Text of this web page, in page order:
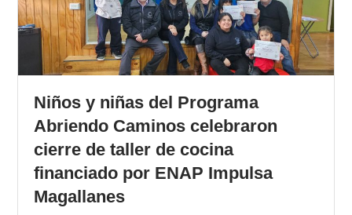
Niños y niñas del Programa
Abriendo Caminos celebraron
cierre de taller de cocina
financiado por ENAP Impulsa
Magallanes